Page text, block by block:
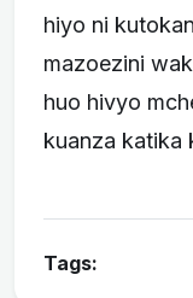
hiyo ni
mazoezini
huo hivyo
kuanza katika
Tags: